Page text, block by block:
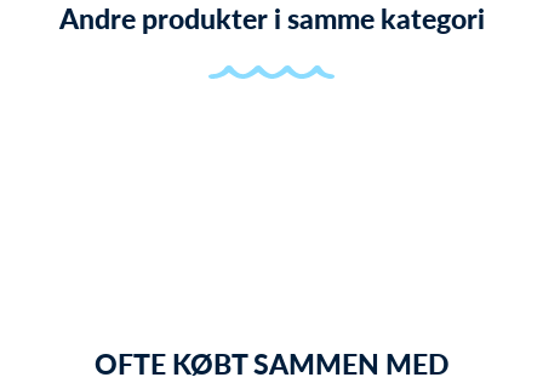
Andre produkter i samme kategori
OFTE KØBT SAMMEN MED